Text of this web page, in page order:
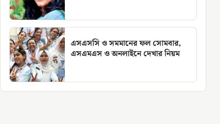
এসএসসি ও সমমানের ফল সোমবার,
এসএমএস ও অনলাইনে দেখার নিয়ম